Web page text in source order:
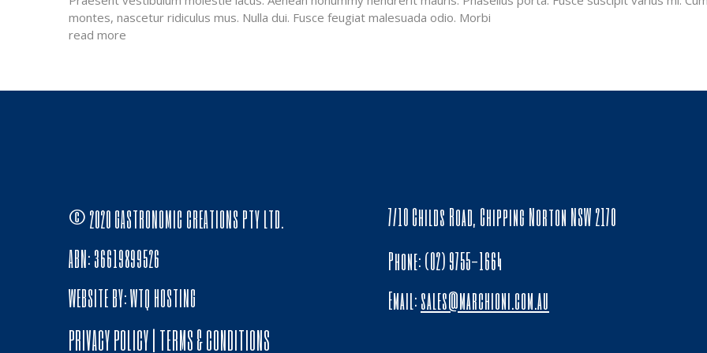
montes, nascetur ridiculus mus. Nulla dui. Fusce feugiat malesuada odio. Morbi
read more
© 2020 GASTRONOMIC CREATIONS PTY LTD.
ABN: 36619899526
WEBSITE BY:WTQ HOSTING
PRIVACY POLICY|TERMS & CONDITIONS
7/10 Childs Road, Chipping Norton NSW 2170
Phone: (02) 9755-1664
Email:sales@marchioni.com.au